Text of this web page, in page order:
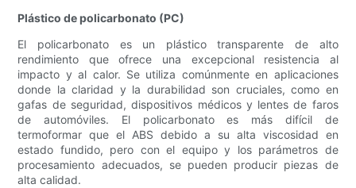
Plástico de policarbonato (PC)
El policarbonato es un plástico transparente de alto
rendimiento que ofrece una excepcional resistencia al
impacto y al calor. Se utiliza comúnmente en aplicaciones
donde la claridad y la durabilidad son cruciales, como en
gafas de seguridad, dispositivos médicos y lentes de faros
de automóviles. El policarbonato es más difícil de
termoformar que el ABS debido a su alta viscosidad en
estado fundido, pero con el equipo y los parámetros de
procesamiento adecuados, se pueden producir piezas de
alta calidad.